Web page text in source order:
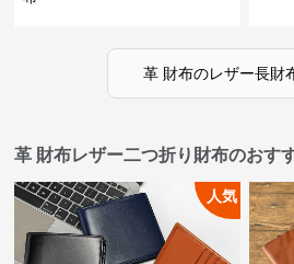
革 財布のレザー長財
革 財布レザー二つ折り財布のおす
人気